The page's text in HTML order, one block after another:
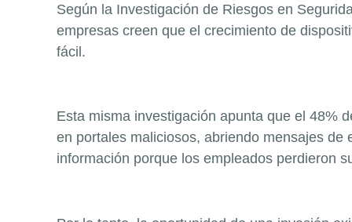
Según la Investigación de Riesgos en
empresas creen que el crecimiento de
fácil.
Esta misma investigación apunta que el 48%
en portales maliciosos, abriendo mensajes
información porque los empleados perdieron